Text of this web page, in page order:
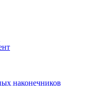
наконечников